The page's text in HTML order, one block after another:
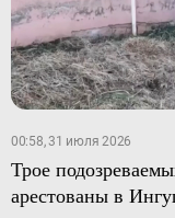
00:58, 31 июля 2026
Трое
арестованы в